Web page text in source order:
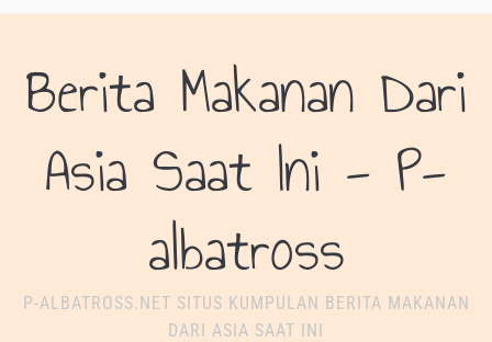
Berita Makanan Dari
Asia Saat Ini - P-
albatross
P-ALBATROSS.NET SITUS KUMPULAN BERITA MAKANAN
DARI ASIA SAAT INI